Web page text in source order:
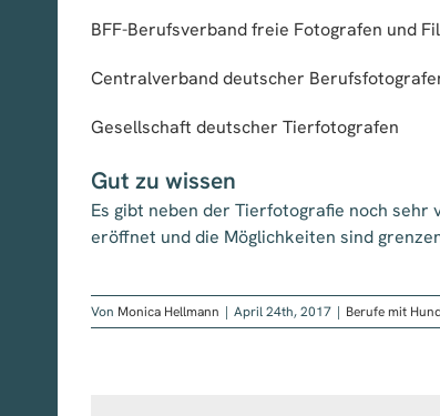
BFF-Berufsverband freie Fotografen und
Centralverband deutscher
Gesellschaft deutscher Tierfotografen
Gut zu wissen
Es gibt neben der Tierfotografie noch sehr
eröffnet und die Möglichkeiten sind
Von Monica Hellmann | April 24th, 2017 | Berufe mit